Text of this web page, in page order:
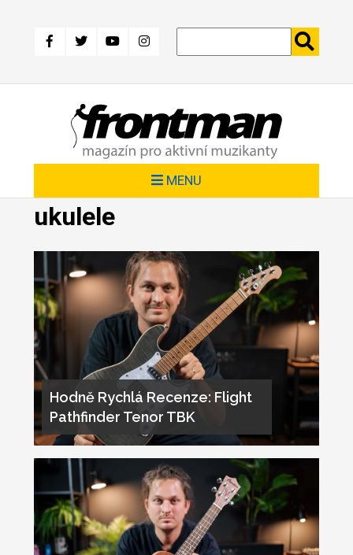
hlavnímu
MENU
ukulele
Hodně Rychlá Recenze: Flight
Pathfinder Tenor TBK